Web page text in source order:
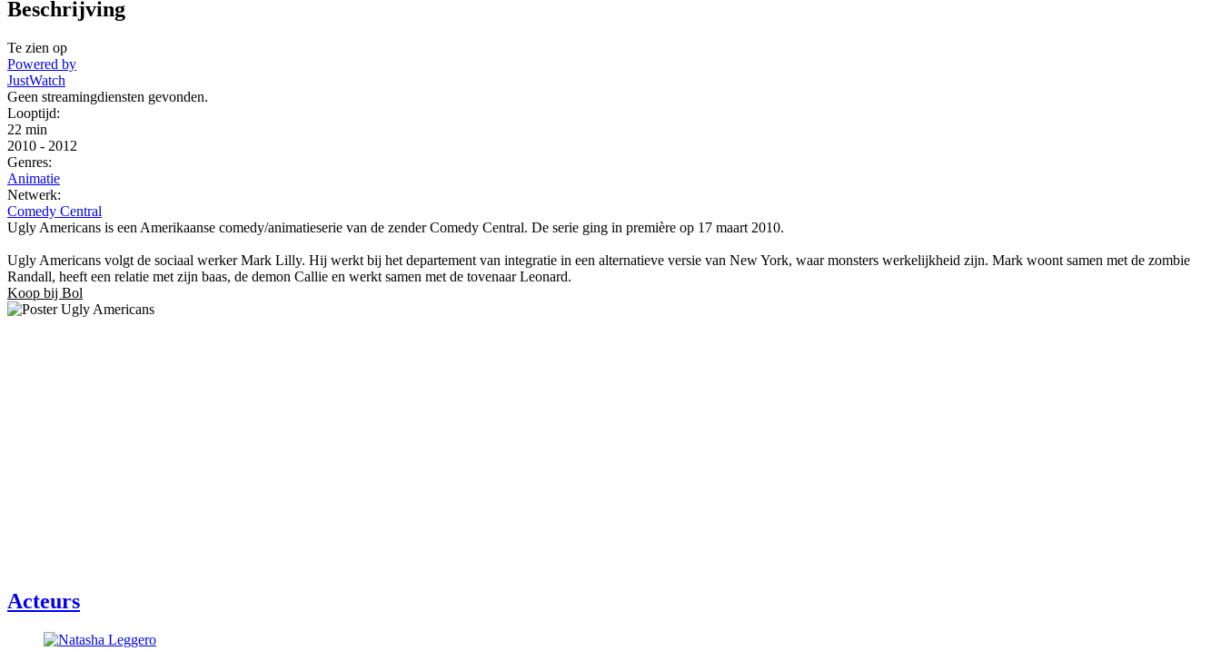
Beschrijving
Te zien op
Powered by
JustWatch
Geen streamingdiensten gevonden.
Looptijd:
22 min
2010 - 2012
Genres:
Animatie
Netwerk:
Comedy Central
Ugly Americans is een Amerikaanse comedy/animatieserie van de zender Comedy Central. De serie ging in première op 17 maart 2010.
Ugly Americans volgt de sociaal werker Mark Lilly. Hij werkt bij het departement van integratie in een alternatieve versie van New York, waar monsters werkelijkheid zijn. Mark woont samen met de zombie
Randall, heeft een relatie met zijn baas, de demon Callie en werkt samen met de tovenaar Leonard.
Koop bij Bol
Acteurs